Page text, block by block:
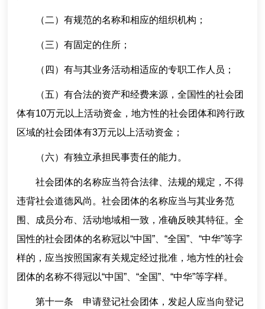
（二）有规范的名称和相应的组织机构；
（三）有固定的住所；
（四）有与其业务活动相适应的专职工作人员；
（五）有合法的资产和经费来源，全国性的社会团
体有10万元以上活动资金，地方性的社会团体和跨行政
区域的社会团体有3万元以上活动资金；
（六）有独立承担民事责任的能力。
社会团体的名称应当符合法律、法规的规定，不得
违背社会道德风尚。社会团体的名称应当与其业务范
围、成员分布、活动地域相一致，准确反映其特征。全
国性的社会团体的名称冠以“中国”、“全国”、“中华”等字
样的，应当按照国家有关规定经过批准，地方性的社会
团体的名称不得冠以“中国”、“全国”、“中华”等字样。
第十一条 申请登记社会团体，发起人应当向登记